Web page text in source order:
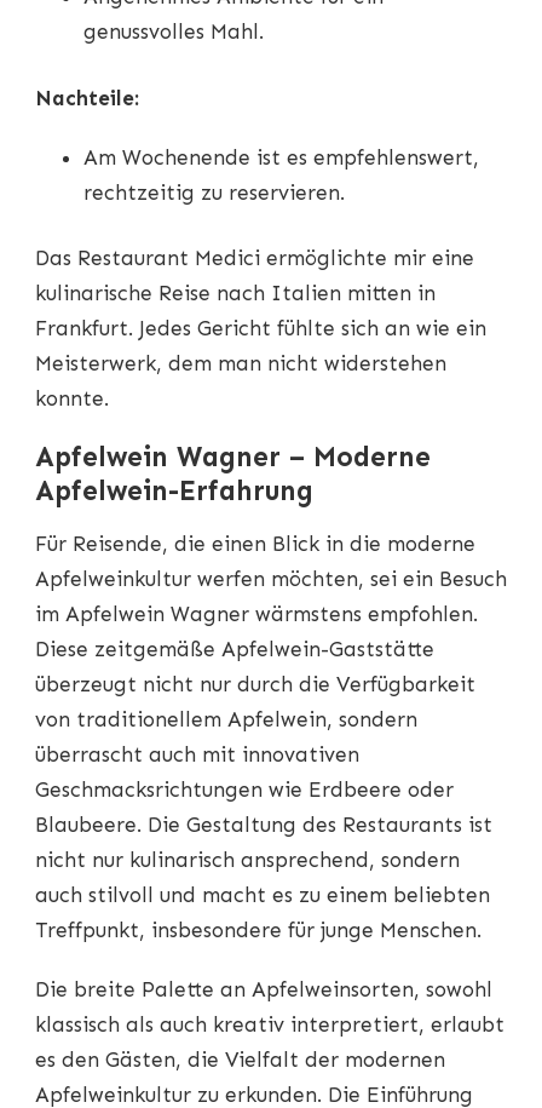
genussvolles Mahl.
Nachteile:
Am Wochenende ist es empfehlenswert,
rechtzeitig zu reservieren.
Das Restaurant Medici ermöglichte mir eine
kulinarische Reise nach Italien mitten in
Frankfurt. Jedes Gericht fühlte sich an wie ein
Meisterwerk, dem man nicht widerstehen
konnte.
Apfelwein Wagner – Moderne
Apfelwein-Erfahrung
Für Reisende, die einen Blick in die moderne
Apfelweinkultur werfen möchten, sei ein Besuch
im Apfelwein Wagner wärmstens empfohlen.
Diese zeitgemäße Apfelwein-Gaststätte
überzeugt nicht nur durch die Verfügbarkeit
von traditionellem Apfelwein, sondern
überrascht auch mit innovativen
Geschmacksrichtungen wie Erdbeere oder
Blaubeere. Die Gestaltung des Restaurants ist
nicht nur kulinarisch ansprechend, sondern
auch stilvoll und macht es zu einem beliebten
Treffpunkt, insbesondere für junge Menschen.
Die breite Palette an Apfelweinsorten, sowohl
klassisch als auch kreativ interpretiert, erlaubt
es den Gästen, die Vielfalt der modernen
Apfelweinkultur zu erkunden. Die Einführung